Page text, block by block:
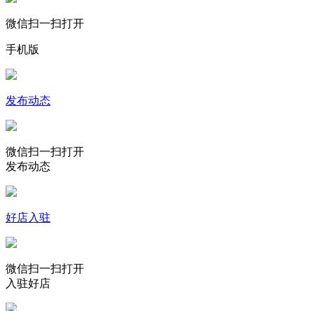
微信扫一扫打开
手机版
发布动态
微信扫一扫打开
发布动态
好店入驻
微信扫一扫打开
入驻好店